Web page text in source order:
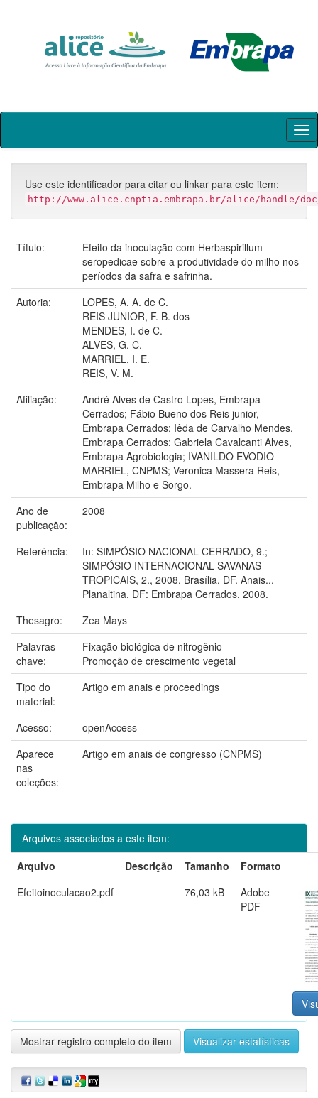
Skip
Use este identificador para citar ou linkar para este item:
http://www.alice.cnptia.embrapa.br/alice/handle/
Título:
Efeito da inoculação com Herbaspirillum
seropedicae sobre a produtividade do milho nos
períodos da safra e safrinha.
Autoria:
LOPES, A. A. de C.
REIS JUNIOR, F. B. dos
MENDES, I. de C.
ALVES, G. C.
MARRIEL, I. E.
REIS, V. M.
Afiliação:
André Alves de Castro Lopes, Embrapa
Cerrados; Fábio Bueno dos Reis junior,
Embrapa Cerrados; Iêda de Carvalho Mendes,
Embrapa Cerrados; Gabriela Cavalcanti Alves,
Embrapa Agrobiologia; IVANILDO EVODIO
MARRIEL, CNPMS; Veronica Massera Reis,
Embrapa Milho e Sorgo.
Ano de
publicação:
2008
Referência:
In: SIMPÓSIO NACIONAL CERRADO, 9.;
SIMPÓSIO INTERNACIONAL SAVANAS
TROPICAIS, 2., 2008, Brasília, DF. Anais...
Planaltina, DF: Embrapa Cerrados, 2008.
Thesagro:
Zea Mays
Palavras-
chave:
Fixação biológica de nitrogênio
Promoção de crescimento vegetal
Tipo do
material:
Artigo em anais e proceedings
Acesso:
openAccess
Aparece
nas
coleções:
Artigo em anais de congresso (CNPMS)
Arquivos associados a este item:
Arquivo
Descrição Tamanho
Formato
Efeitoinoculacao2.pdf
76,03 kB
Adobe
PDF
Mostrar registro completo do item Visualizar estatísticas